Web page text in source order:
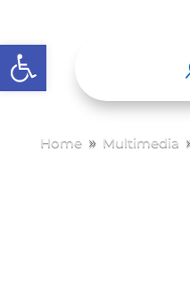
Abrir barra de
Home 9 Multimedia